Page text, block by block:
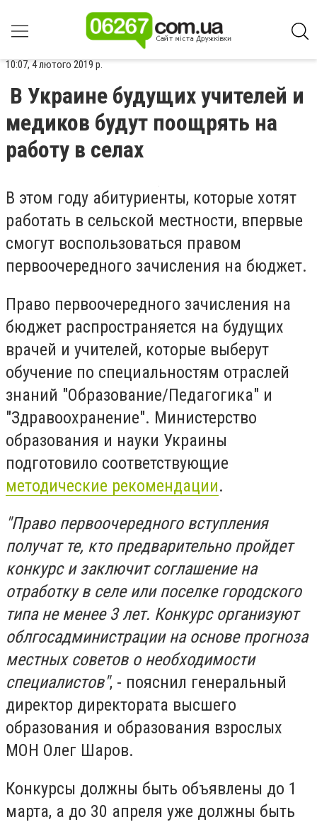
10:07, 4 лютого 2019 р.
В Украине будущих учителей и
медиков будут поощрять на
работу в селах
В этом году абитуриенты, которые хотят
работать в сельской местности, впервые
смогут воспользоваться правом
первоочередного зачисления на бюджет.
Право первоочередного зачисления на
бюджет распространяется на будущих
врачей и учителей, которые выберут
обучение по специальностям отраслей
знаний "Образование/Педагогика" и
"Здравоохранение". Министерство
образования и науки Украины
подготовило соответствующие
методические рекомендации.
"Право первоочередного вступления
получат те, кто предварительно пройдет
конкурс и заключитсоглашение на
отработку в селе или поселке городского
типа не менее 3 лет. Конкурс организуют
облгосадминистрации на основе прогноза
местных советов о необходимости
специалистов", - пояснил генеральный
директор директората высшего
образования и образования взрослых
МОН Олег Шаров.
Конкурсы должны быть объявлены до 1
марта, а до 30 апреля уже должны быть